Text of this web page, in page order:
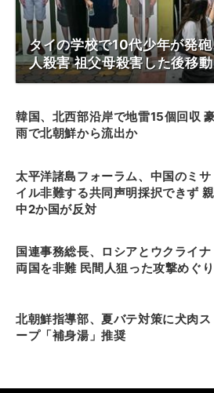
タイの学校で10代少年が発
人殺害 祖父母殺害した後移動
韓国、北西部沿岸で地雷15個回収
雨で北朝鮮から流出か
太平洋諸島フォーラム、中国のミサ
イル非難する共同声明採択できず 親
中2か国が反対
国連事務総長、ロシアとウクライナ
両国を非難 民間人狙った攻撃めぐり
北朝鮮指導部、夏バテ対策に犬肉ス
ープ「補身湯」推奨